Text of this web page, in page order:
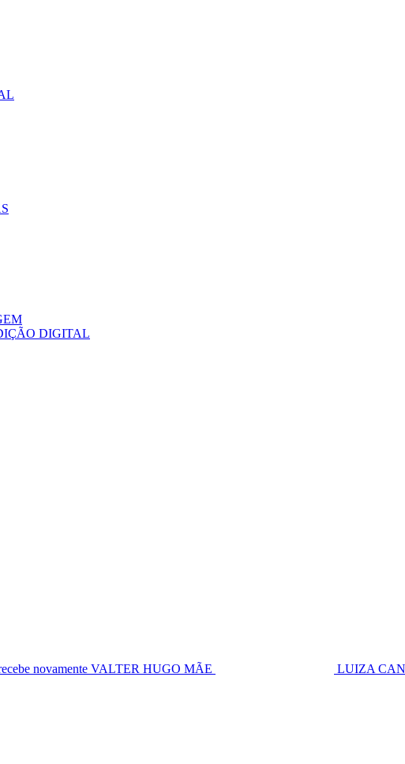
DIGITAL
novamente VALTER HUGO MÃE LUIZA